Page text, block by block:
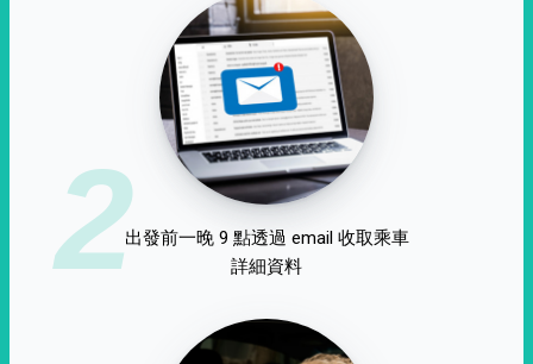
2出發前一晚 9 點透過 email 收取乘車
詳細資料